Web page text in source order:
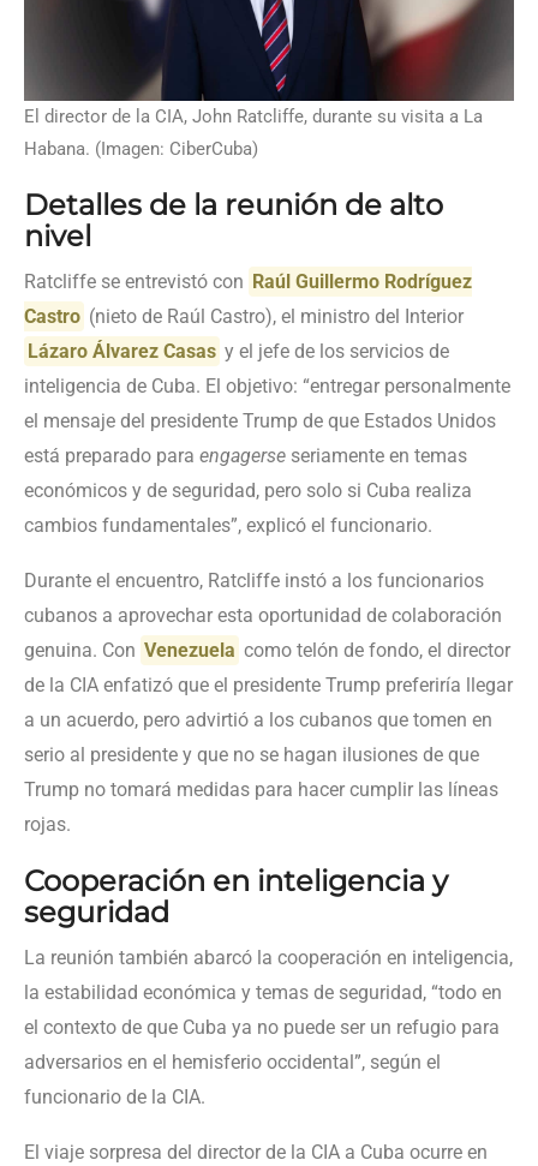
El director de la CIA, John Ratcliffe, durante su visita a La
Habana. (Imagen: CiberCuba)
Detalles de la reunión de alto
nivel
Ratcliffe se entrevistó con Raúl Guillermo Rodríguez
Castro (nieto de Raúl Castro), el ministro del Interior
Lázaro Álvarez Casas y el jefe de los servicios de
inteligencia de Cuba. El objetivo: “entregar personalmente
el mensaje del presidente Trump de que Estados Unidos
está preparado para engagerse seriamente en temas
económicos y de seguridad, pero solo si Cuba realiza
cambios fundamentales”, explicó el funcionario.
Durante el encuentro, Ratcliffe instó a los funcionarios
cubanos a aprovechar esta oportunidad de colaboración
genuina. Con Venezuela como telón de fondo, el director
de la CIA enfatizó que el presidente Trump preferiría llegar
a un acuerdo, pero advirtió a los cubanos que tomen en
serio al presidente y que no se hagan ilusiones de que
Trump no tomará medidas para hacer cumplir las líneas
rojas.
Cooperación en inteligencia y
seguridad
La reunión también abarcó la cooperación en inteligencia,
la estabilidad económica y temas de seguridad, “todo en
el contexto de que Cuba ya no puede ser un refugio para
adversarios en el hemisferio occidental”, según el
funcionario de la CIA.
El viaje sorpresa del director de la CIA a Cuba ocurre en